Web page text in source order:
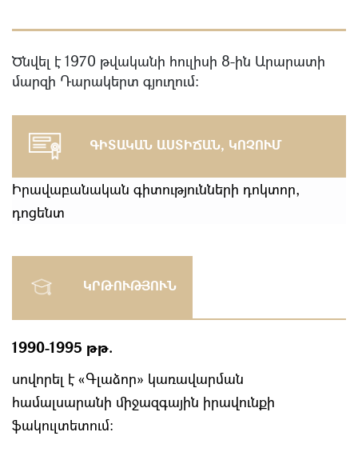
Ծնվել է 1970 թվականի հուլիսի 8-ին Արարատի
մարզի Դարակերտ գյուղում:
ԳԻՏԱԿԱՆ ԱՍՏԻՃԱՆ, ԿՈՉՈՒՄ
Իրավաբանական գիտությունների դոկտոր,
դոցենտ
ԿՐԹՈՒԹՅՈՒՆ
1990-1995 թթ.
սովորել է «Գլաձոր» կառավարման
համալսարանի միջազգային իրավունքի
ֆակուլտետում: